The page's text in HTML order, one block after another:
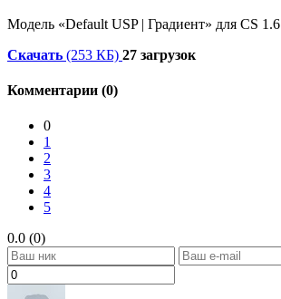
Модель «Default USP | Градиент» для CS 1.6
Скачать (253 КБ) 27 загрузок
Комментарии (0)
0
1
2
3
4
5
0.0 (0)